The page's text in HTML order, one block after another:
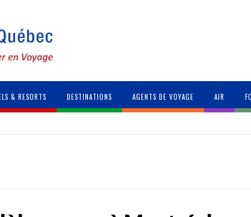
& RESORTS DESTINATIONS AGENTS DE VOYAGE AIR